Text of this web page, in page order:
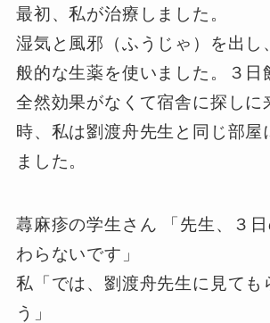
最初、私が治療しました。
湿気と風邪（ふうじゃ）を出し
般的な生薬を使いました。３日
全然効果がなくて宿舎に探しに
時、私は劉渡舟先生と同じ部屋
ました。
蕁麻疹の学生さん 「先生、３
わらないです」
私「では、劉渡舟先生に見ても
う」